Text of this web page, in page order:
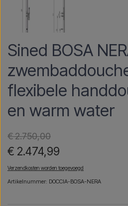
Sined BOSA
flexibele
en warm water
€ 2.750,00
€ 2.474,99
Verzendkosten worden toegevoegd
Artikelnummer: DOCCIA-BOSA-NERA